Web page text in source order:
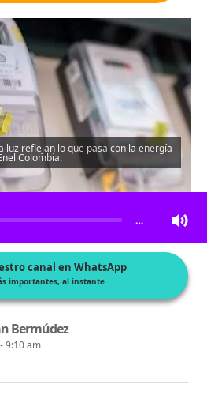
luz reflejan lo que pasa con la energía
Colombia.
el artículo
…
canal en WhatsApp
importantes, al instante
Bermúdez
9:10 am